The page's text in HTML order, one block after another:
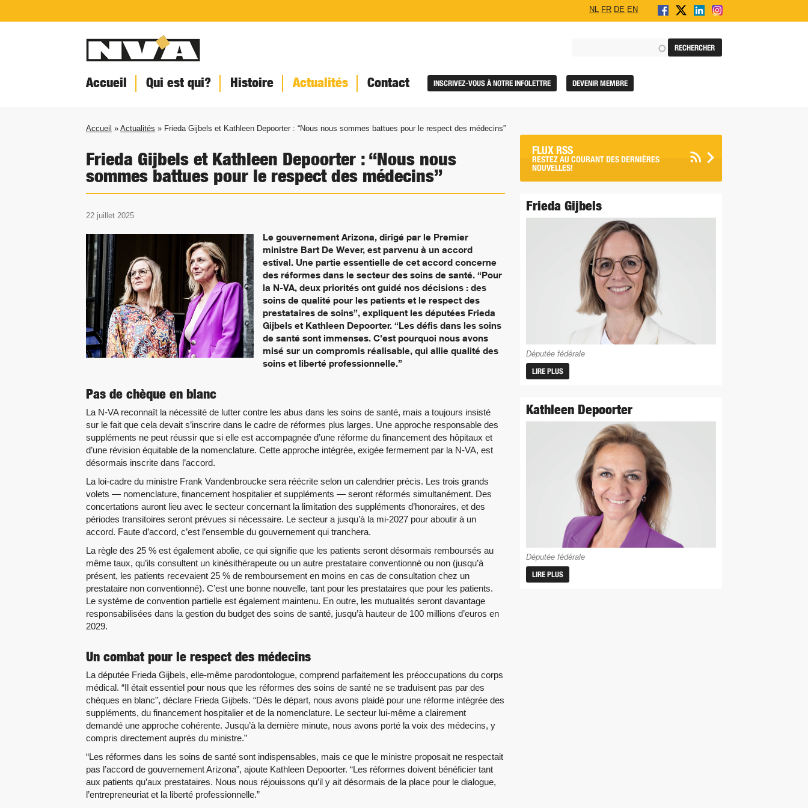
NL FR DE EN
Accueil Qui est qui? Histoire Actualités Contact INSCRIVEZ-VOUS À NOTRE INFOLETTRE DEVENIR MEMBRE
Accueil »Actualités » Frieda Gijbels et Kathleen Depoorter : “Nous nous sommes battues pour le respect des médecins”
Frieda Gijbels et Kathleen Depoorter : “Nous nous
sommes battues pour le respect des médecins”
22 juillet 2025
Le gouvernement Arizona, dirigé par le Premier
ministre Bart De Wever, est parvenu à un accord
estival. Une partie essentielle de cet accord concerne
des réformes dans le secteur des soins de santé. “Pour
la N-VA, deux priorités ont guidé nos décisions : des
soins de qualité pour les patients et le respect des
prestataires de soins”, expliquent les députées Frieda
Gijbels et Kathleen Depoorter. “Les défis dans les soins
de santé sont immenses. C’est pourquoi nous avons
misé sur un compromis réalisable, qui allie qualité des
soins et liberté professionnelle.”
Pas de chèque en blanc
La N-VA reconnaît la nécessité de lutter contre les abus dans les soins de santé, mais a toujours insisté
sur le fait que cela devait s’inscrire dans le cadre de réformes plus larges. Une approche responsable des
suppléments ne peut réussir que si elle est accompagnée d’une réforme du financement des hôpitaux et
d’une révision équitable de la nomenclature. Cette approche intégrée, exigée fermement par la N-VA, est
désormais inscrite dans l’accord.
La loi-cadre du ministre Frank Vandenbroucke sera réécrite selon un calendrier précis. Les trois grands
volets — nomenclature, financement hospitalier et suppléments — seront réformés simultanément. Des
concertations auront lieu avec le secteur concernant la limitation des suppléments d’honoraires, et des
périodes transitoires seront prévues si nécessaire. Le secteur a jusqu’à la mi-2027 pour aboutir à un
accord. Faute d’accord, c’est l’ensemble du gouvernement qui tranchera.
La règle des 25 % est également abolie, ce qui signifie que les patients seront désormais remboursés au
même taux, qu’ils consultent un kinésithérapeute ou un autre prestataire conventionné ou non (jusqu’à
présent, les patients recevaient 25 % de remboursement en moins en cas de consultation chez un
prestataire non conventionné). C’est une bonne nouvelle, tant pour les prestataires que pour les patients.
Le système de convention partielle est également maintenu. En outre, les mutualités seront davantage
responsabilisées dans la gestion du budget des soins de santé, jusqu’à hauteur de 100 millions d’euros en
2029.
Un combat pour le respect des médecins
La députée Frieda Gijbels, elle-même parodontologue, comprend parfaitement les préoccupations du corps
médical. “Il était essentiel pour nous que les réformes des soins de santé ne se traduisent pas par des
chèques en blanc”, déclare Frieda Gijbels. “Dès le départ, nous avons plaidé pour une réforme intégrée des
suppléments, du financement hospitalier et de la nomenclature. Le secteur lui-même a clairement
demandé une approche cohérente. Jusqu’à la dernière minute, nous avons porté la voix des médecins, y
compris directement auprès du ministre.”
“Les réformes dans les soins de santé sont indispensables, mais ce que le ministre proposait ne respectait
pas l’accord de gouvernement Arizona”, ajoute Kathleen Depoorter. “Les réformes doivent bénéficier tant
aux patients qu’aux prestataires. Nous nous réjouissons qu’il y ait désormais de la place pour le dialogue,
l’entrepreneuriat et la liberté professionnelle.”
FLUX RSS
RESTEZ AU COURANT DES DERNIÈRES
NOUVELLES!
Frieda Gijbels
Députée fédérale
LIRE PLUS
Kathleen Depoorter
Députée fédérale
LIRE PLUS